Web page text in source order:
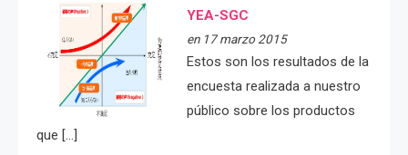
YEA-SGC
en 17 marzo 2015
Estos son los resultados de la
encuesta realizada a nuestro
público sobre los productos
que […]